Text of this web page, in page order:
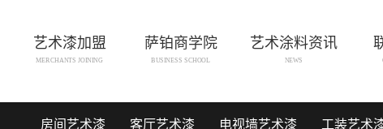
艺术漆加盟
MERCHANTS JOINING
萨铂商学院
BUSINESS SCHOOL
艺术涂料资讯
NEWS
房间艺术漆 客厅艺术漆 电视墙艺术漆 工装艺术